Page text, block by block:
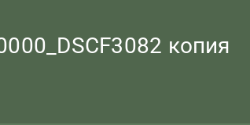
копия